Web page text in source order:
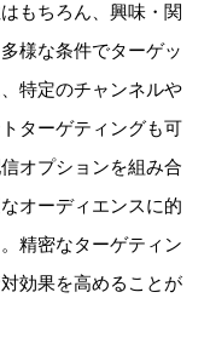
もちろん、興味・関
様な条件でターゲッ
特定のチャンネルや
ターゲティングも可
オプションを組み合
オーディエンスに的
精密なターゲティン
効果を高めることが